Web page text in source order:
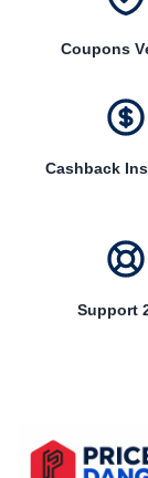
Coupons
Cashback
Support